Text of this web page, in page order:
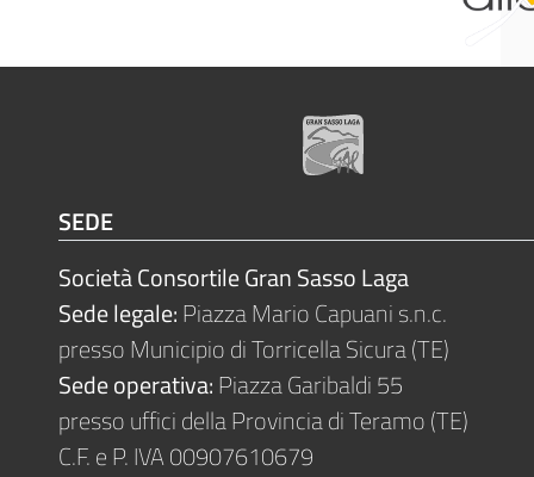
SEDE
Società Consortile Gran Sasso Laga
Sede legale:Piazza Mario Capuani s.n.c.
presso Municipio di Torricella Sicura (TE)
Sede operativa:Piazza Garibaldi 55
presso uffici della Provincia di Teramo (TE)
C.F. e P. IVA 00907610679